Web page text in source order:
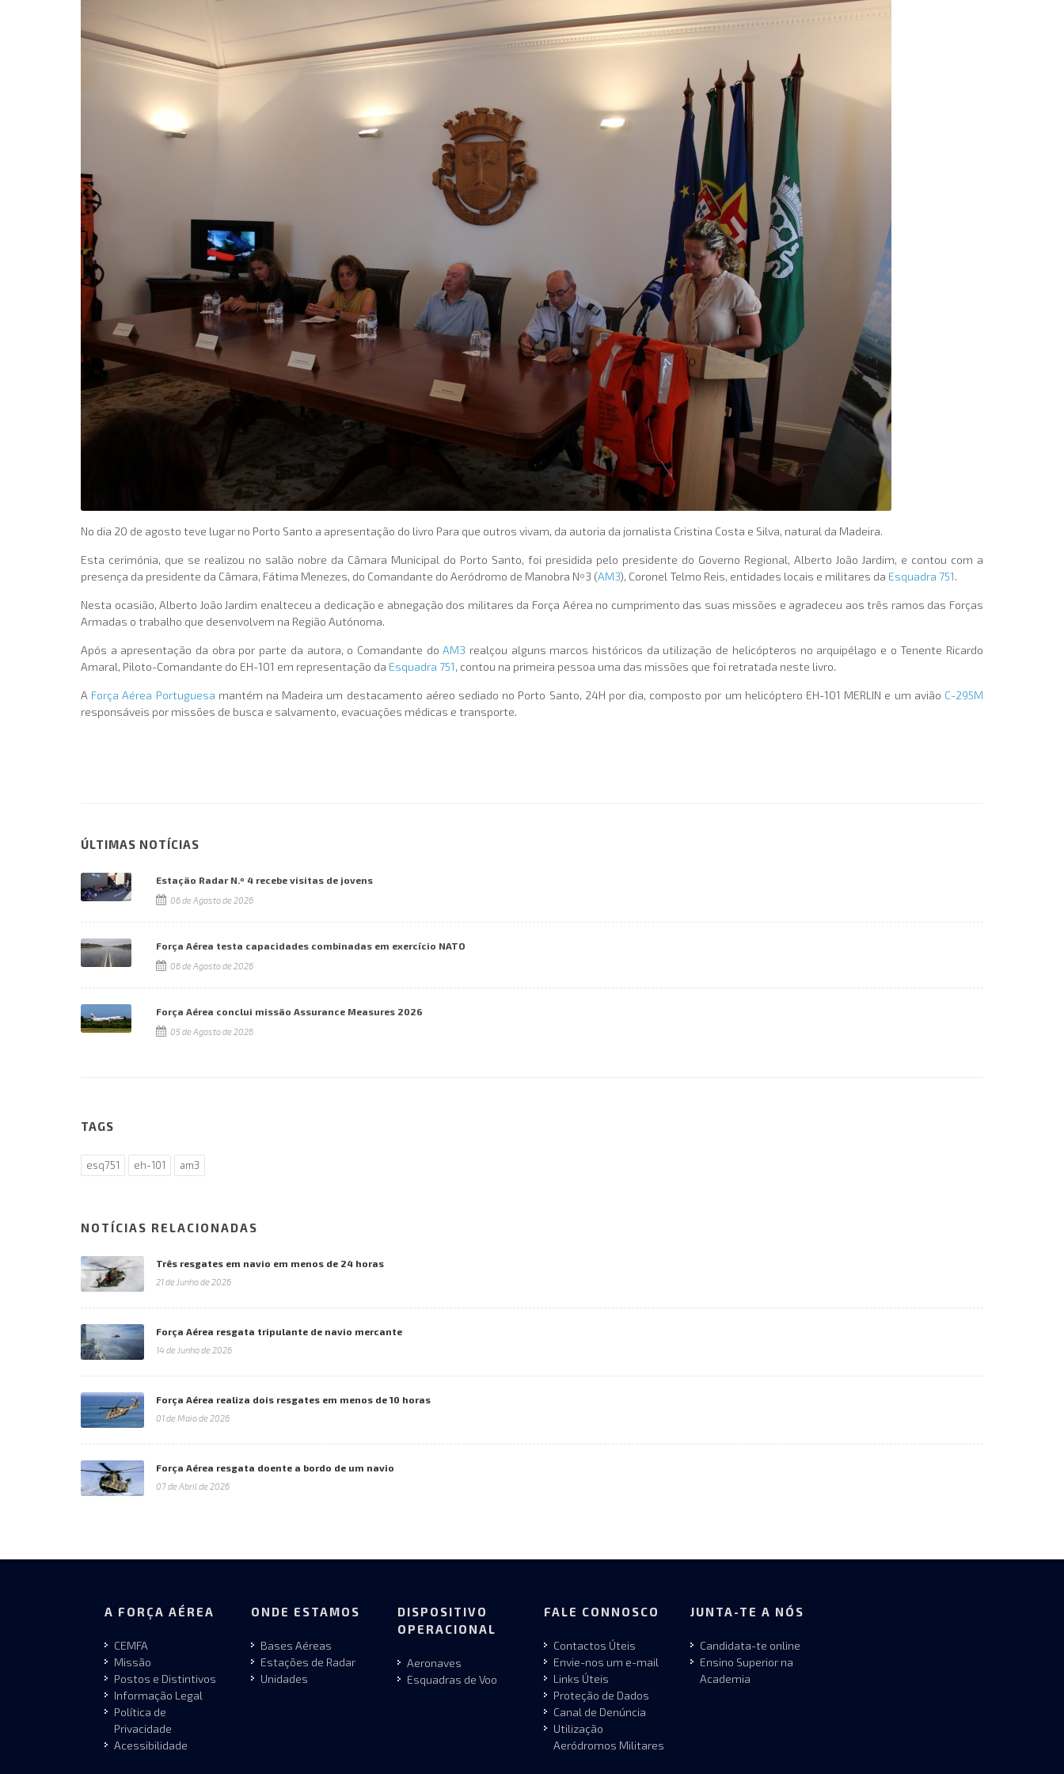
No dia 20 de agosto teve lugar no Porto Santo a apresentação do livro Para que outros vivam, da autoria da jornalista Cristina Costa e Silva, natural da Madeira.
Esta cerimónia, que se realizou no salão nobre da Câmara Municipal do Porto Santo, foi presidida pelo presidente do Governo Regional, Alberto João Jardim, e contou com a
presença da presidente da Câmara, Fátima Menezes, do Comandante do Aeródromo de Manobra Nº3 (AM3), Coronel Telmo Reis, entidades locais e militares da Esquadra 751.
Nesta ocasião, Alberto João Jardim enalteceu a dedicação e abnegação dos militares da Força Aérea no cumprimento das suas missões e agradeceu aos três ramos das Forças
Armadas o trabalho que desenvolvem na Região Autónoma.
Após a apresentação da obra por parte da autora, o Comandante doAM3 realçou alguns marcos históricos da utilização de helicópteros no arquipélago e o Tenente Ricardo
Amaral, Piloto-Comandante do EH-101 em representação da Esquadra 751, contou na primeira pessoa uma das missões que foi retratada neste livro.
A Força Aérea Portuguesa mantém na Madeira um destacamento aéreo sediado no Porto Santo, 24H por dia, composto por um helicóptero EH-101 MERLIN e um avião C-295M
responsáveis por missões de busca e salvamento, evacuações médicas e transporte.
ÚLTIMAS NOTÍCIAS
Estação Radar N.º 4 recebe visitas de jovens
06 de Agosto de 2026
Força Aérea testa capacidades combinadas em exercício NATO
06 de Agosto de 2026
Força Aérea conclui missão Assurance Measures 2026
05 de Agosto de 2026
TAGS
esq751 eh-101 am3
NOTÍCIAS RELACIONADAS
Três resgates em navio em menos de 24 horas
21 de Junho de 2026
Força Aérea resgata tripulante de navio mercante
14 de Junho de 2026
Força Aérea realiza dois resgates em menos de 10 horas
01 de Maio de 2026
Força Aérea resgata doente a bordo de um navio
07 de Abril de 2026
A FORÇA AÉREA
CEMFA
Missão
Postos e Distintivos
Informação Legal
Política de
Privacidade
Acessibilidade
ONDE ESTAMOS
Bases Aéreas
Estações de Radar
Unidades
DISPOSITIVO
OPERACIONAL
Aeronaves
Esquadras de Voo
FALE CONNOSCO
Contactos Úteis
Envie-nos um e-mail
Links Úteis
Proteção de Dados
Canal de Denúncia
Utilização
Aeródromos Militares
JUNTA-TE A NÓS
Candidata-te online
Ensino Superior na
Academia